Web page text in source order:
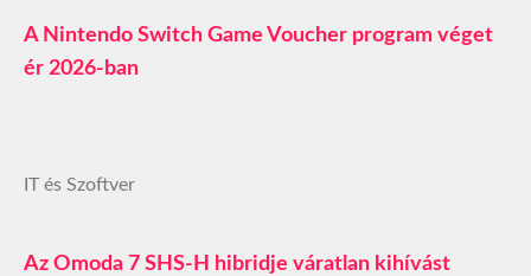
A Nintendo Switch Game Voucher program véget
ér 2026-ban
IT és Szoftver
Az Omoda 7 SHS-H hibridje váratlan kihívást